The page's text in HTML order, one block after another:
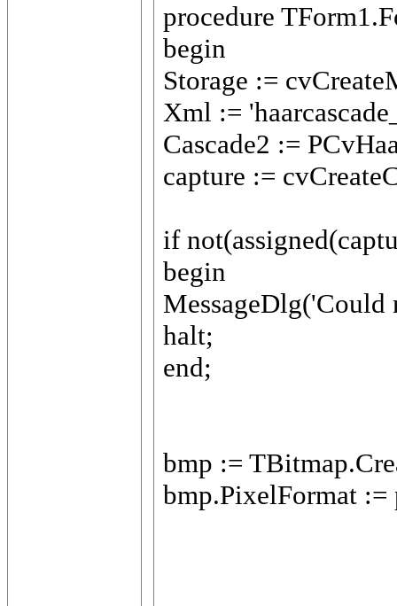
procedure
begin
Storage :=
Xml :=
Cascade2 :=
capture :=
if
begin
halt;
end;
bmp :=
bmp.PixelFormat